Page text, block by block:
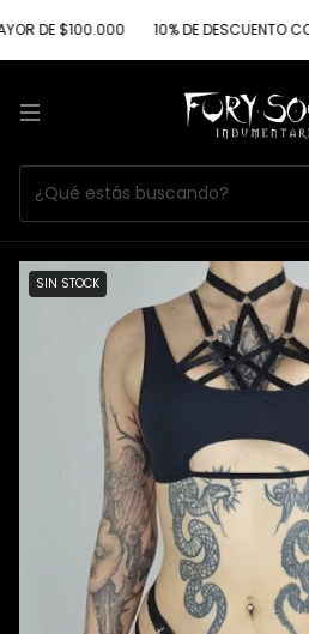
$100.000 10% DE DESCUENTO CON
SIN STOCK